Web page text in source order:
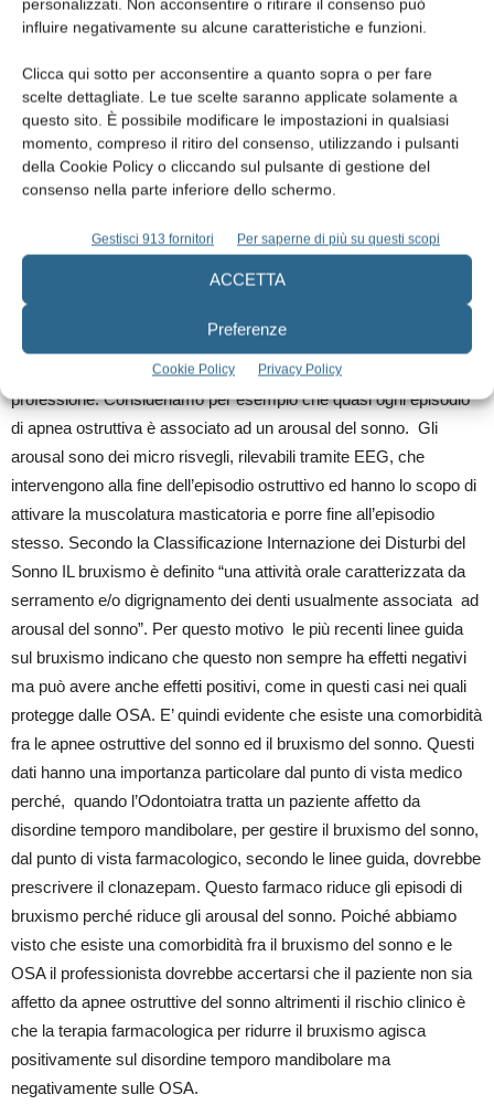
personalizzati. Non acconsentire o ritirare il consenso può
influire negativamente su alcune caratteristiche e funzioni.
Clicca qui sotto per acconsentire a quanto sopra o per fare
scelte dettagliate. Le tue scelte saranno applicate solamente a
questo sito. È possibile modificare le impostazioni in qualsiasi
momento, compreso il ritiro del consenso, utilizzando i pulsanti
della Cookie Policy o cliccando sul pulsante di gestione del
consenso nella parte inferiore dello schermo.
Gestisci 913 fornitori Per saperne di più su questi scopi
ACCETTA
Preferenze
Cookie Policy Privacy Policy
L’Odontoiatra ormai è considerato una figura professionale
apnee ostruttive del sonno, definite anche OSA oppure OSAS. La
cura avviene in modo efficace tramite un apparecchio di
avanzamento mandibolare definito MAD. Questo apparecchio è
considerato prima scelta nel trattamento del russamento
semplice e delle OSA lievi e moderate. Per quanto riguarda le
un ventilatore a pressione positiva di aria, mentre il MAD è
considerato la seconda scelta riservata ai pazienti che non
possono usare o non vogliano usare la CPAP. Però la gestione
dei pazienti affetti da questi disturbi rappresenta per l’Odontoiatra
anche una sfida per qualificare dal punto di vista medico la propria
professione. Consideriamo per esempio che quasi ogni episodio
di apnea ostruttiva è associato ad un arousal del sonno. Gli
arousal sono dei micro risvegli, rilevabili tramite EEG, che
intervengono alla fine dell’episodio ostruttivo ed hanno lo scopo di
attivare la muscolatura masticatoria e porre fine all’episodio
stesso. Secondo la Classificazione Internazione dei Disturbi del
Sonno IL bruxismo è definito “una attività orale caratterizzata da
serramento e/o digrignamento dei denti usualmente associata ad
arousal del sonno”. Per questo motivo le più recenti linee guida
sul bruxismo indicano che questo non sempre ha effetti negativi
ma può avere anche effetti positivi, come in questi casi nei quali
protegge dalle OSA. E’ quindi evidente che esiste una comorbidità
fra le apnee ostruttive del sonno ed il bruxismo del sonno. Questi
dati hanno una importanza particolare dal punto di vista medico
perché, quando l’Odontoiatra tratta un paziente affetto da
disordine temporo mandibolare, per gestire il bruxismo del sonno,
dal punto di vista farmacologico, secondo le linee guida, dovrebbe
prescrivere il clonazepam. Questo farmaco riduce gli episodi di
bruxismo perché riduce gli arousal del sonno. Poiché abbiamo
visto che esiste una comorbidità fra il bruxismo del sonno e le
OSA il professionista dovrebbe accertarsi che il paziente non sia
affetto da apnee ostruttive del sonno altrimenti il rischio clinico è
che la terapia farmacologica per ridurre il bruxismo agisca
positivamente sul disordine temporo mandibolare ma
negativamente sulle OSA.